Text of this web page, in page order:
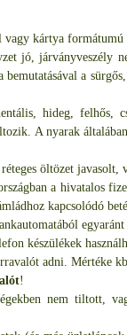
kártya
jó, járványveszély
a
hideg, felhős,
A nyarak
öltözet javasolt,
a hivatalos
kapcsolódó
készülékek
adni. Mértéke
!
nem tiltott,